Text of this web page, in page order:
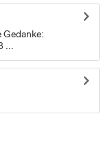
Gedanke:
...